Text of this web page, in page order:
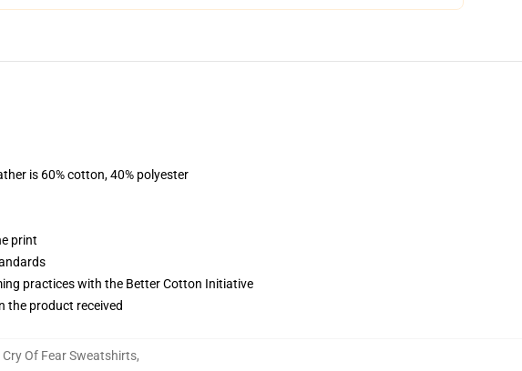
is 60% cotton, 40% polyester
print
practices with the Better Cotton Initiative
the product received
Cry Of Fear Sweatshirts,